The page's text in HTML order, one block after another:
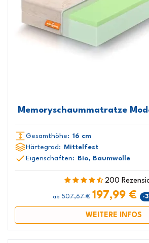
Memoryschaummatratze
Gesamthöhe: 16 cm
Härtegrad:
Mittelfest
Eigenschaften:
Bio, Baumwolle
200
ab 507,67 € 197,99 € -
WEITERE INFOS